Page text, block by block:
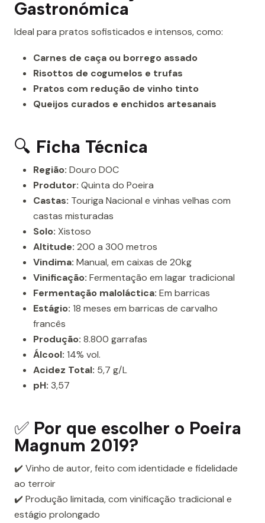
Gastronómica
Ideal para pratos sofisticados e intensos, como:
Carnes de caça ou borrego assado
Risottos de cogumelos e trufas
Pratos com redução de vinho tinto
Queijos curados e enchidos artesanais
🔍 Ficha Técnica
Região: Douro DOC
Produtor: Quinta do Poeira
Castas: Touriga Nacional e vinhas velhas com
castas misturadas
Solo: Xistoso
Altitude: 200 a 300 metros
Vindima: Manual, em caixas de 20kg
Vinificação: Fermentação em lagar tradicional
Fermentação maloláctica: Em barricas
Estágio: 18 meses em barricas de carvalho
francês
Produção: 8.800 garrafas
Álcool: 14% vol.
Acidez Total: 5,7 g/L
pH: 3,57
✅ Por que escolher o Poeira
Magnum 2019?
✔️ Vinho de autor, feito com identidade e fidelidade
ao terroir
✔️ Produção limitada, com vinificação tradicional e
estágio prolongado